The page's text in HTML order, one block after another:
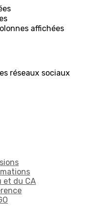
affichées
réseaux sociaux
et du CA